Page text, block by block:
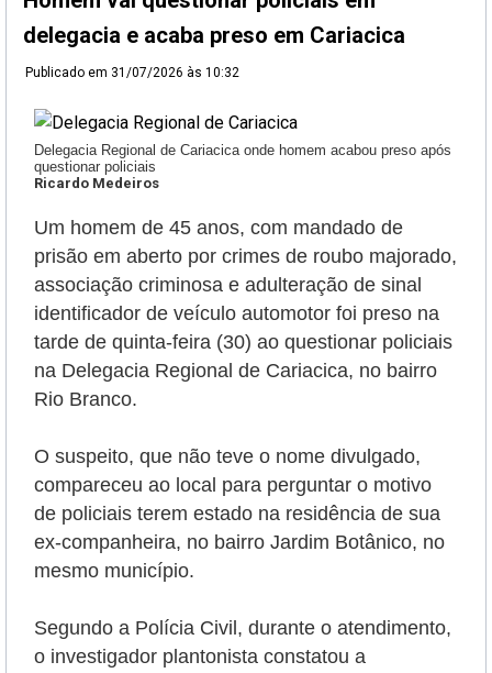
delegacia e acaba preso em Cariacica
Publicado em 31/07/2026 às 10:32
Delegacia Regional de Cariacica onde homem acabou preso após
questionar policiais
Ricardo Medeiros
Um homem de 45 anos, com mandado de
prisão em aberto por crimes de roubo majorado,
associação criminosa e adulteração de sinal
identificador de veículo automotor foi preso na
tarde de quinta-feira (30) ao questionar policiais
na Delegacia Regional de Cariacica, no bairro
Rio Branco.
O suspeito, que não teve o nome divulgado,
compareceu ao local para perguntar o motivo
de policiais terem estado na residência de sua
ex-companheira, no bairro Jardim Botânico, no
mesmo município.
Segundo a Polícia Civil, durante o atendimento,
o investigador plantonista constatou a